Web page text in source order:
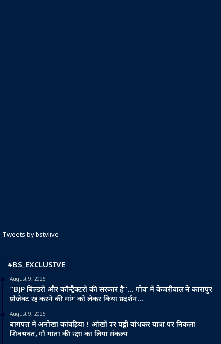
Tweets by bstvlive
#BS_EXCLUSIVE
August 9, 2026
“BJP बिल्डरों और कॉन्ट्रैक्टरों की सरकार है”… गोवा में केजरीवाल ने कारापुर
प्रोजेक्ट रद्द करने की मांग को लेकर किया प्रदर्शन…
August 9, 2026
बागपत में अनोखा कांवड़िया ! आंखों पर पट्टी बांधकर यात्रा पर निकला
शिवभक्त, गौ माता की रक्षा का लिया संकल्प